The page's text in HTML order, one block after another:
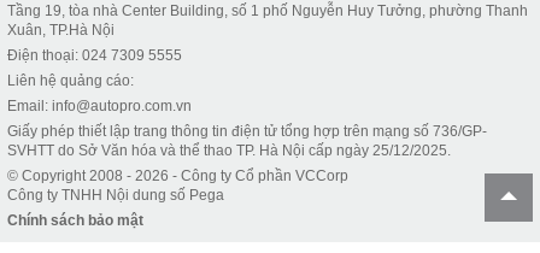
Tầng 19, tòa nhà Center Building, số 1 phố Nguyễn Huy Tưởng, phường Thanh
Xuân, TP.Hà Nội
Điện thoại: 024 7309 5555
Liên hệ quảng cáo:
Email: info@autopro.com.vn
Giấy phép thiết lập trang thông tin điện tử tổng hợp trên mạng số 736/GP-
SVHTT do Sở Văn hóa và thể thao TP. Hà Nội cấp ngày 25/12/2025.
© Copyright 2008 - 2026 - Công ty Cổ phần VCCorp
Công ty TNHH Nội dung số Pega
Chính sách bảo mật